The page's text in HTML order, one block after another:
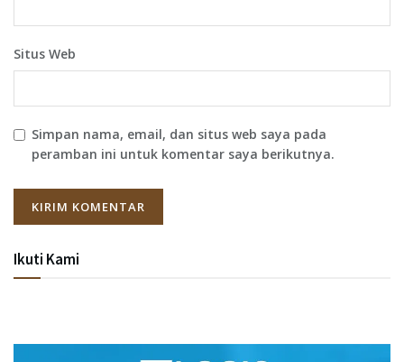
Situs Web
Simpan nama, email, dan situs web saya pada
peramban ini untuk komentar saya berikutnya.
Ikuti Kami